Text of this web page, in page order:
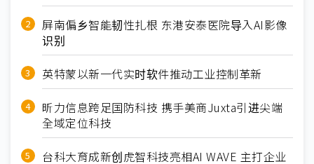
屏南偏乡智能韧性扎根 东港安泰医院导入AI影像
识别
英特蒙以新一代实时软件推动工业控制革新
昕力信息跨足国防科技 携手美商Juxta引进尖端
全域定位科技
台科大育成新创虎智科技亮相AI WAVE 主打企业